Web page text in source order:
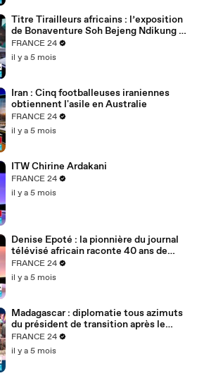
Titre Tirailleurs africains : l’exposition
de Bonaventure Soh Bejeng Ndikung à
Berlin
FRANCE 24
il y a 5 mois
Iran : Cinq footballeuses iraniennes
obtiennent l'asile en Australie
FRANCE 24
il y a 5 mois
ITW Chirine Ardakani
FRANCE 24
il y a 5 mois
Denise Epoté : la pionnière du journal
télévisé africain raconte 40 ans de
carrière
FRANCE 24
il y a 5 mois
Madagascar : diplomatie tous azimuts
du président de transition après le
putsch
FRANCE 24
il y a 5 mois